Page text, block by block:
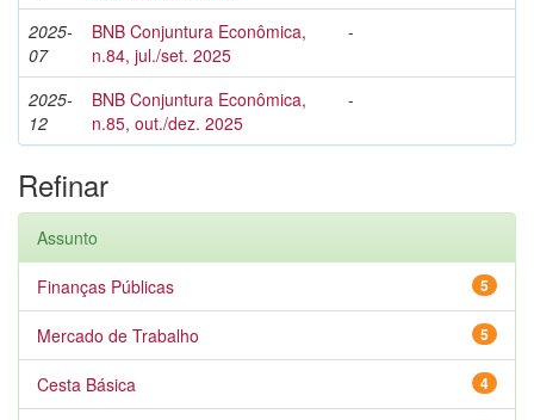
2025-
07
BNB Conjuntura Econômica,
n.84, jul./set. 2025
-
2025-
12
BNB Conjuntura Econômica,
n.85, out./dez. 2025
-
Refinar
Assunto
5
Finanças Públicas
5
Mercado de Trabalho
4
Cesta Básica